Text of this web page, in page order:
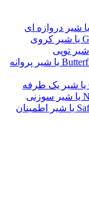
باترفلای ولو Butterfly Valve یا شیر پروانه